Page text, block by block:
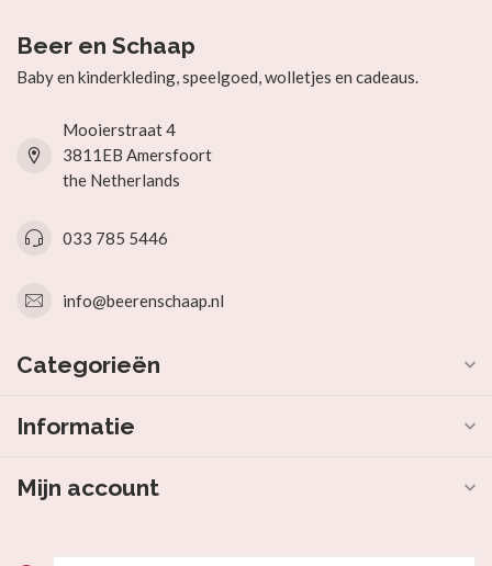
Beer en Schaap
Baby en kinderkleding, speelgoed, wolletjes en cadeaus.
Mooierstraat 4
3811EB Amersfoort
the Netherlands
033 785 5446
info@beerenschaap.nl
Categorieën
Informatie
Mijn account